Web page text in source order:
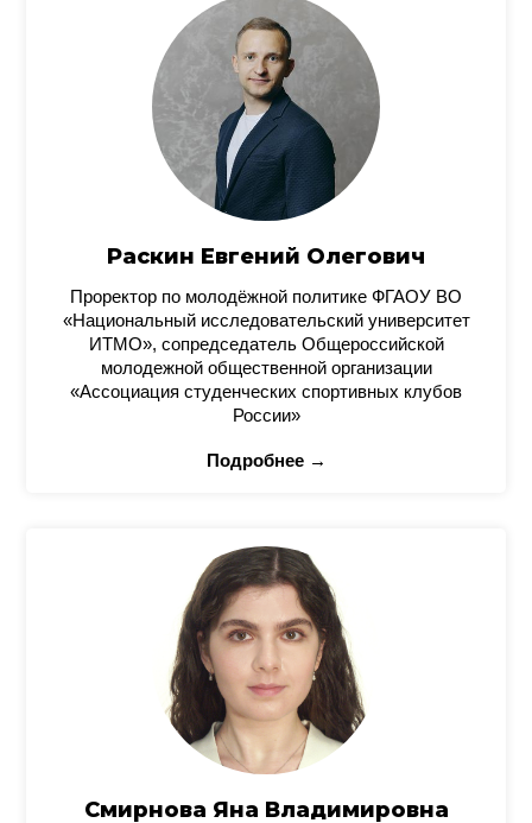
Раскин Евгений Олегович
Проректор по молодёжной политике ФГАОУ ВО
«Национальный исследовательский университет
ИТМО», сопредседатель Общероссийской
молодежной общественной организации
«Ассоциация студенческих спортивных клубов
России»
Подробнее →
Смирнова Яна Владимировна